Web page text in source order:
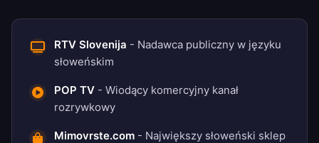
RTV Slovenija - Nadawca publiczny w języku
słoweńskim
POP TV - Wiodący komercyjny kanał
rozrywkowy
Mimovrste.com - Największy słoweński sklep